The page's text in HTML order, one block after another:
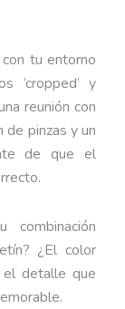
tu entorno
‘cropped’ y
reunión con
de pinzas y un
de que el
¿El color
el detalle que